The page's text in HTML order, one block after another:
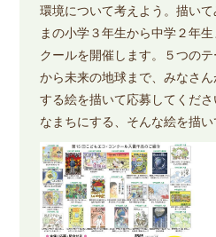
環境について考えよう。描い
まの小学３年生から中学２年
クールを開催します。５つの
から未来の地球まで、みなさ
する絵を描いて応募してくだ
なまちにする、そんな絵を描い